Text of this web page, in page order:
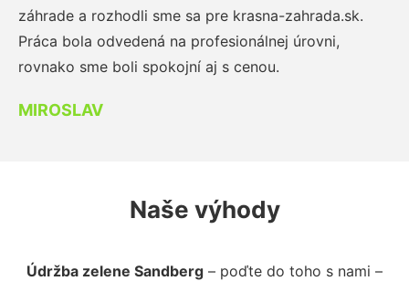
záhrade a rozhodli sme sa pre krasna-zahrada.sk.
Práca bola odvedená na profesionálnej úrovni,
rovnako sme boli spokojní aj s cenou.
MIROSLAV
Naše výhody
Údržba zelene Sandberg – poďte do toho s nami –